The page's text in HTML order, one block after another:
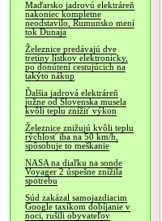
Maďarsko jadrovú elektráreň
nakoniec kompletne
neodstavilo, Rumunsko mení
tok Dunaja
Železnice predávajú dve
tretiny lístkov elektronicky,
po donútení cestujúcich na
takýto nákup
Ďalšia jadrová elektráreň
južne od Slovenska musela
kvôli teplu znížiť výkon
Železnice znižujú kvôli teplu
rýchlosť iba na 50 km/h,
spôsobuje to meškanie
NASA na diaľku na sonde
Voyager 2 úspešne znížila
spotrebu
Súd zakázal samojazdiacim
Google taxíkom dobíjanie v
noci, rušili obyvateľov